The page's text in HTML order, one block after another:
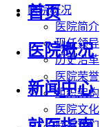
医院概况
医院简介
现任领导
历史沿革
医院荣誉
组织架构
医院文化
首页
医院概况
新闻中心